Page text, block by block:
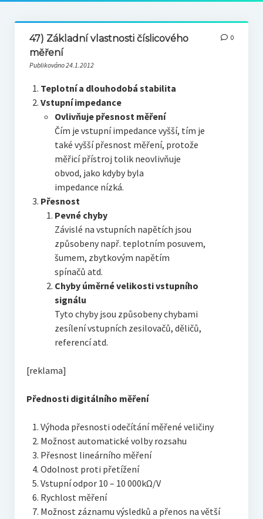
47) Základní vlastnosti číslicového
měření
Publikováno 24.1.2012
0
Teplotní a dlouhodobá stabilita
Vstupní impedance
Ovlivňuje přesnost měření
Čím je vstupní impedance vyšší, tím je
také vyšší přesnost měření, protože
měřicí přístroj tolik neovlivňuje
obvod, jako kdyby byla
impedance nízká.
Přesnost
Pevné chyby
Závislé na vstupních napětích jsou
způsobeny např. teplotním posuvem,
šumem, zbytkovým napětím
spínačů atd.
Chyby úměrné velikosti vstupního
signálu
Tyto chyby jsou způsobeny chybami
zesílení vstupních zesilovačů, děličů,
referencí atd.
[reklama]
Přednosti digitálního měření
Výhoda přesnosti odečítání měřené veličiny
Možnost automatické volby rozsahu
Přesnost lineárního měření
Odolnost proti přetížení
Vstupní odpor 10 – 10 000kΩ/V
Rychlost měření
Možnost záznamu výsledků a přenos na větší